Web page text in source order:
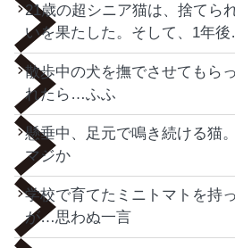
21歳の超シニア猫は、捨てら
いを果たした。そして、1年
散歩中の犬を撫でさせてもら
れたら…ふふ
懸垂中、足元で鳴き続ける猫
マジか
学校で育てたミニトマトを持
が…思わぬ一言